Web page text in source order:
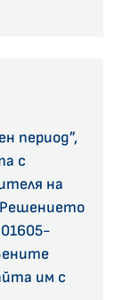
период”,
с
на
им с